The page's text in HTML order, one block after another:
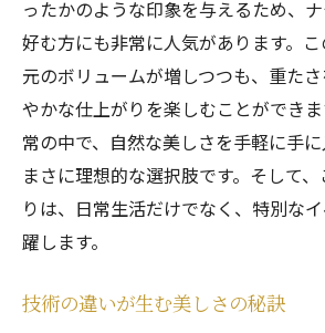
ったかのような印象を与えるため、
好む方にも非常に人気があります。
元のボリュームが増しつつも、重た
やかな仕上がりを楽しむことができ
常の中で、自然な美しさを手軽に手に
まさに理想的な選択肢です。そして
りは、日常生活だけでなく、特別な
躍します。
技術の違いが生む美しさの秘訣